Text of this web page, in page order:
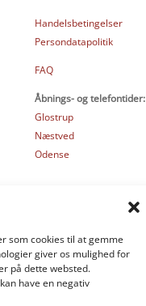
som cookies til at gemme
giver os mulighed for
på dette websted.
have en negativ
Handelsbetingelser
Persondatapolitik
FAQ
Åbnings- og telefontider:
Glostrup
Næstved
Odense